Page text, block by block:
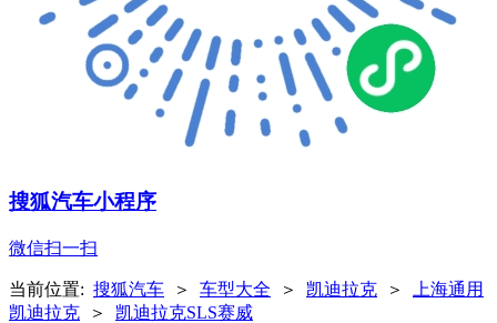
搜狐汽车小程序
微信扫一扫
当前位置: 搜狐汽车 ＞ 车型大全 ＞ 凯迪拉克 ＞
上海通用
凯迪拉克
＞
凯迪拉克SLS赛威